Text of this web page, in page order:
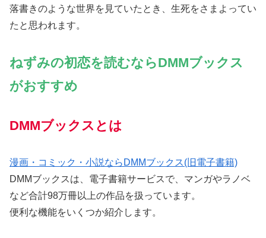
落書きのような世界を見ていたとき、生死をさまよってい
たと思われます。
ねずみの初恋を読むならDMMブックス
がおすすめ
DMMブックスとは
漫画・コミック・小説ならDMMブックス(旧電子書籍)
DMMブックスは、電子書籍サービスで、マンガやラノベ
など合計98万冊以上の作品を扱っています。
便利な機能をいくつか紹介します。